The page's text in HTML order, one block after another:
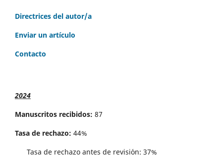
Directrices del autor/a
Enviar un artículo
Contacto
2024
Manuscritos recibidos: 87
Tasa de rechazo: 44%
Tasa de rechazo antes de revisi´on: 37%